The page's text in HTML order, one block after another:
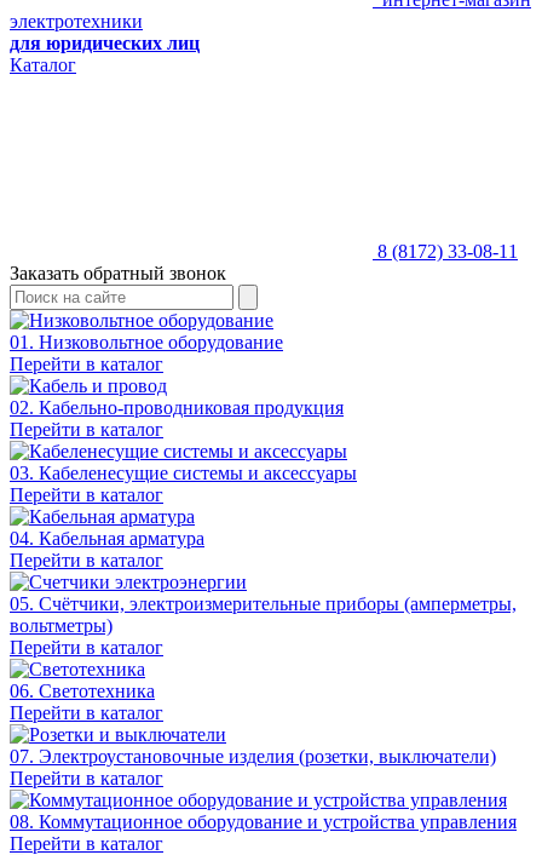
электротехники
для юридических лиц
Каталог
8 (8172) 33-08-11
Заказать обратный звонок
01. Низковольтное оборудование
Перейти в каталог
02. Кабельно-проводниковая продукция
Перейти в каталог
03. Кабеленесущие системы и аксессуары
Перейти в каталог
04. Кабельная арматура
Перейти в каталог
05. Счётчики, электроизмерительные приборы (амперметры,
вольтметры)
Перейти в каталог
06. Светотехника
Перейти в каталог
07. Электроустановочные изделия (розетки, выключатели)
Перейти в каталог
08. Коммутационное оборудование и устройства управления
Перейти в каталог